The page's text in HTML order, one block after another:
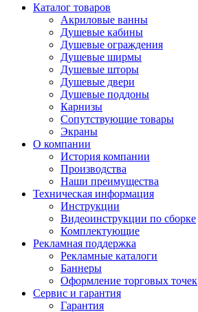
Каталог товаров
Акриловые ванны
Душевые кабины
Душевые ограждения
Душевые ширмы
Душевые шторы
Душевые двери
Душевые поддоны
Карнизы
Сопутствующие товары
Экраны
О компании
История компании
Производства
Наши преимущества
Техническая информация
Инструкции
Видеоинструкции по сборке
Комплектующие
Рекламная поддержка
Рекламные каталоги
Баннеры
Оформление торговых точек
Сервис и гарантия
Гарантия